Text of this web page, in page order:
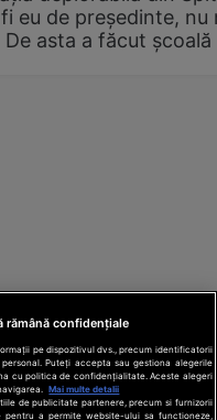
eu de președinte, nu
asta a făcut școală
rămână confidențiale
pe dispozitivul dvs., precum identificatorii
Puteți accepta sau gestiona alegerile
cu politica de confidențialitate. Aceste alegeri
Mai multe detalii
de publicitate partenere, precum si furnizorii
a permite website-ului sa functioneze,